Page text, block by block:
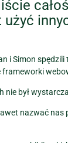
i Simon spędzili
frameworki
nie był
nazwać nas